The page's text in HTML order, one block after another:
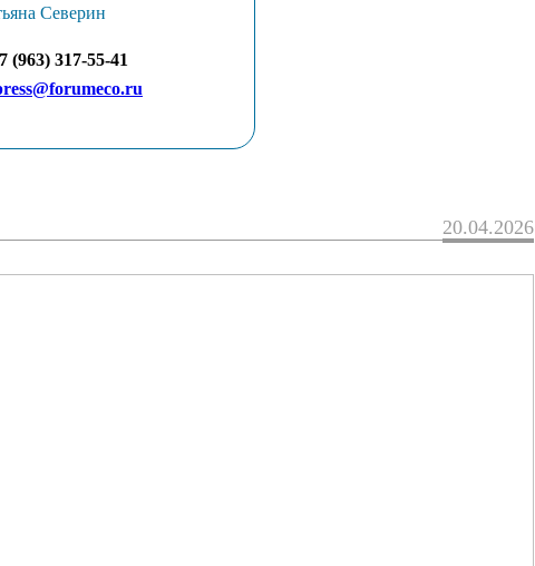
Северин
(963) 317-55-41
20.04.2026